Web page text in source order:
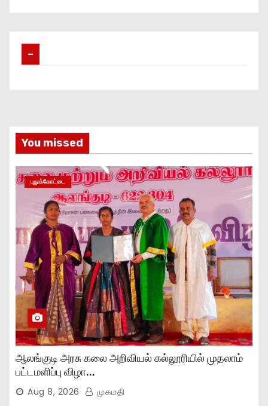
–
You missed
புதுக்கோட்டை
ஆலங்குடி அரசு கலை அறிவியல் கல்லூரியில் முதலாம்
பட்டமளிப்பு விழா..,
Aug 8, 2026 முகமதி